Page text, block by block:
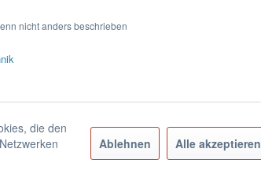
nicht anders beschrieben
die den
Ablehnen Alle akzeptieren